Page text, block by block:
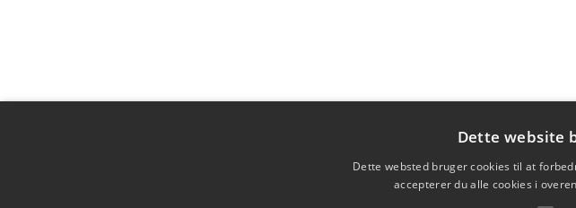
Dette website
Dette websted bruger cookies til at
accepterer du alle cookies i